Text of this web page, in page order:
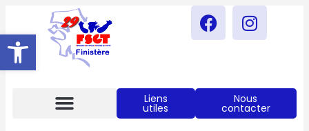
Ouvrir La Barre D’outils
Liens
utiles
Nous
contacter